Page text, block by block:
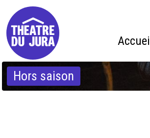
Accueil
Hors saison